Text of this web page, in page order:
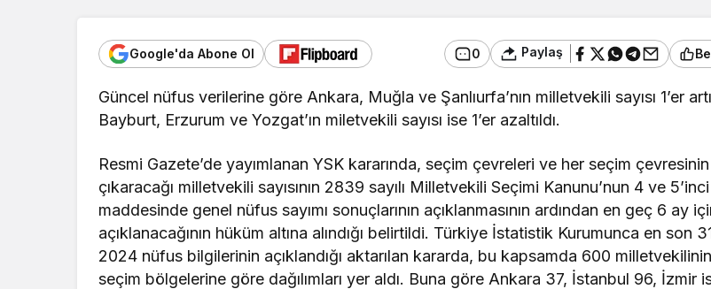
Google'da Abone Ol 0 Paylaş
Güncel nüfus verilerine göre Ankara, Muğla ve Şanlıurfa’nın milletvekili sayısı 1’er
Bayburt, Erzurum ve Yozgat’ın miletvekili sayısı ise 1’er azaltıldı.
Resmi Gazete’de yayımlanan YSK kararında, seçim çevreleri ve her seçim çevresinin
çıkaracağı milletvekili sayısının 2839 sayılı Milletvekili Seçimi Kanunu’nun 4 ve 5’inci
maddesinde genel nüfus sayımı sonuçlarının açıklanmasının ardından en geç 6 ay
açıklanacağının hüküm altına alındığı belirtildi. Türkiye İstatistik Kurumunca en son
2024 nüfus bilgilerinin açıklandığı aktarılan kararda, bu kapsamda 600
seçim bölgelerine göre dağılımları yer aldı. Buna göre Ankara 37, İstanbul 96, İzmir